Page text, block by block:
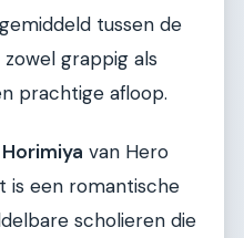
tussen de
grappig als
prachtige afloop.
Horimiya van Hero
is een romantische
scholieren die